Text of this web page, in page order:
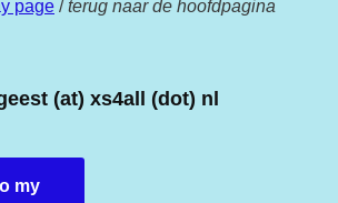
page /terug naar de hoofdpagina
(at) xs4all (dot) nl
my